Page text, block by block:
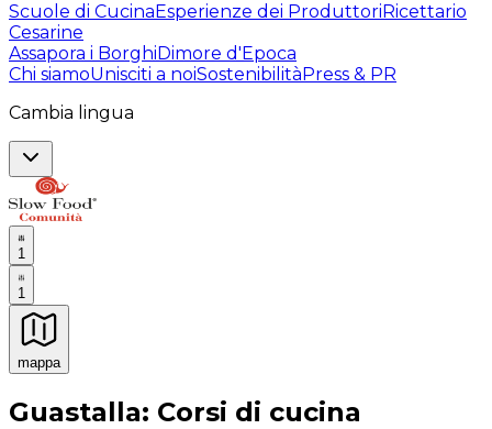
Scuole di CucinaEsperienze dei ProduttoriRicettario
Cesarine
Assapora i BorghiDimore d'Epoca
Chi siamoUnisciti a noiSostenibilitàPress & PR
Cambia lingua
1
1
mappa
Esperienze culinarie indimenticabili: Esperienze
Guastalla: Corsi di cucina